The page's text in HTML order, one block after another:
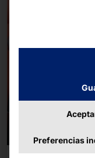
Preferencias